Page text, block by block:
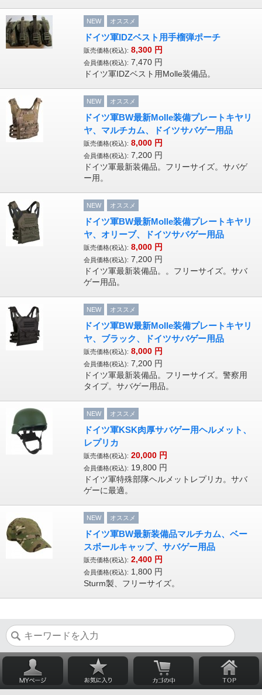
NEW オススメ
ドイツ軍IDZベスト用手榴弾ポーチ
販売価格(税込): 8,300 円
会員価格(税込): 7,470 円
ドイツ軍IDZベスト用Molle装備品。
NEW オススメ
ドイツ軍BW最新Molle装備プレートキヤリ
ヤ、マルチカム、ドイツサバゲー用品
販売価格(税込): 8,000 円
会員価格(税込): 7,200 円
ドイツ軍最新装備品。フリーサイズ。サバゲ
ー用。
NEW オススメ
ドイツ軍BW最新Molle装備プレートキヤリ
ヤ、オリーブ、ドイツサバゲー用品
販売価格(税込): 8,000 円
会員価格(税込): 7,200 円
ドイツ軍最新装備品。。フリーサイズ。サバ
ゲー用品。
NEW オススメ
ドイツ軍BW最新Molle装備プレートキヤリ
ヤ、ブラック、ドイツサバゲー用品
販売価格(税込): 8,000 円
会員価格(税込): 7,200 円
ドイツ軍最新装備品。フリーサイズ。警察用
タイプ。サバゲー用品。
NEW オススメ
ドイツ軍KSK肉厚サバゲー用ヘルメット、
レプリカ
販売価格(税込): 20,000 円
会員価格(税込): 19,800 円
ドイツ軍特殊部隊ヘルメットレプリカ。サバ
ゲーに最適。
NEW オススメ
ドイツ軍BW最新装備品マルチカム、ベー
スボールキャップ、サバゲー用品
販売価格(税込): 2,400 円
会員価格(税込): 1,800 円
Sturm製、フリーサイズ。